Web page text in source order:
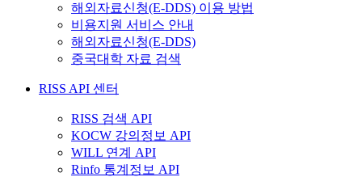
해외자료신청(E-DDS) 이용 방법
비용지원 서비스 안내
해외자료신청(E-DDS)
중국대학 자료 검색
RISS API 센터
RISS 검색 API
KOCW 강의정보 API
WILL 연계 API
Rinfo 통계정보 API